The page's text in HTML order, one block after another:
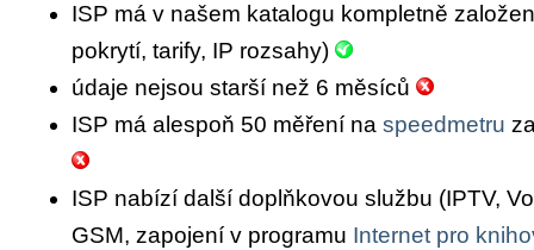
ISP má v našem katalogu kompletně
pokrytí, tarify, IP rozsahy)
údaje nejsou starší než 6 měsíců
ISP má alespoň 50 měření na speedmetru
ISP nabízí další doplňkovou službu (IPTV,
GSM, zapojení v programu Internet pro